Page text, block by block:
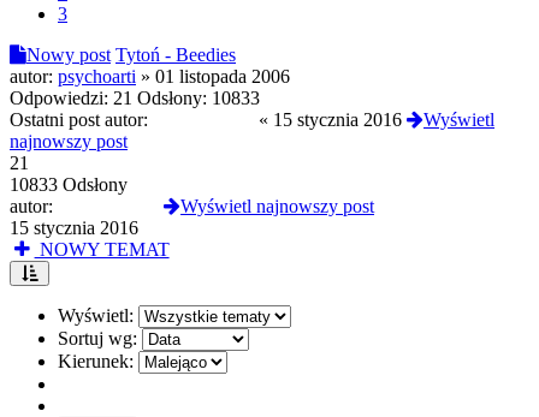
3
Nowy post Tytoń - Beedies
autor: psychoarti » 01 listopada 2006
Odpowiedzi: 21 Odsłony: 10833
Ostatni post autor:
« 15 stycznia 2016
Wyświetl
najnowszy post
21
10833 Odsłony
autor:
Wyświetl najnowszy post
15 stycznia 2016
NOWY TEMAT
Wyświetl:
Sortuj wg:
Kierunek: